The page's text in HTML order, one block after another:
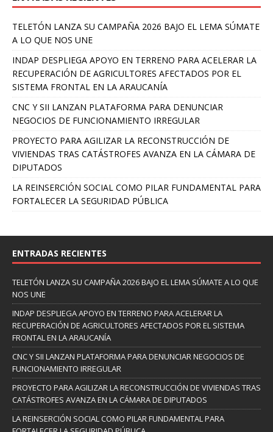
TELETÓN LANZA SU CAMPAÑA 2026 BAJO EL LEMA SÚMATE
A LO QUE NOS UNE
INDAP DESPLIEGA APOYO EN TERRENO PARA ACELERAR LA
RECUPERACIÓN DE AGRICULTORES AFECTADOS POR EL
SISTEMA FRONTAL EN LA ARAUCANÍA
CNC Y SII LANZAN PLATAFORMA PARA DENUNCIAR
NEGOCIOS DE FUNCIONAMIENTO IRREGULAR
PROYECTO PARA AGILIZAR LA RECONSTRUCCIÓN DE
VIVIENDAS TRAS CATÁSTROFES AVANZA EN LA CÁMARA DE
DIPUTADOS
LA REINSERCIÓN SOCIAL COMO PILAR FUNDAMENTAL PARA
FORTALECER LA SEGURIDAD PÚBLICA
ENTRADAS RECIENTES
TELETÓN LANZA SU CAMPAÑA 2026 BAJO EL LEMA SÚMATE A LO QUE
NOS UNE
INDAP DESPLIEGA APOYO EN TERRENO PARA ACELERAR LA
RECUPERACIÓN DE AGRICULTORES AFECTADOS POR EL SISTEMA
FRONTAL EN LA ARAUCANÍA
CNC Y SII LANZAN PLATAFORMA PARA DENUNCIAR NEGOCIOS DE
FUNCIONAMIENTO IRREGULAR
PROYECTO PARA AGILIZAR LA RECONSTRUCCIÓN DE VIVIENDAS TRAS
CATÁSTROFES AVANZA EN LA CÁMARA DE DIPUTADOS
LA REINSERCIÓN SOCIAL COMO PILAR FUNDAMENTAL PARA